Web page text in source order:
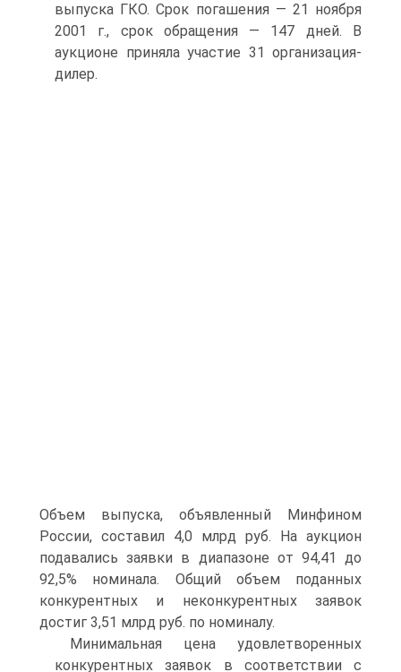
выпуска ГКО. Срок погашения — 21 ноября
2001 г., срок обращения — 147 дней. В
аукционе приняла участие 31 орга­низация-
дилер.
Объем выпуска, объявленный Минфином
России, составил 4,0 млрд руб. На аукцион
подавались заявки в диапазоне от 94,41 до
92,5% номинала. Общий объем поданных
конкурентных и неконкурентных заявок
достиг 3,51 млрд руб. по номиналу.
Минимальная цена удовлетворенных
конкурентных заявок в соответствии с